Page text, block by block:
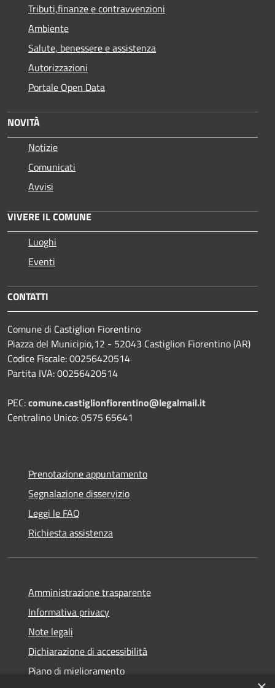
Tributi,finanze e contravvenzioni
Ambiente
Salute, benessere e assistenza
Autorizzazioni
Portale Open Data
NOVITÀ
Notizie
Comunicati
Avvisi
VIVERE IL COMUNE
Luoghi
Eventi
CONTATTI
Comune di Castiglion Fiorentino
Piazza del Municipio,12 - 52043 Castiglion Fiorentino (AR)
Codice Fiscale: 00256420514
Partita IVA: 00256420514
PEC:comune.castiglionfiorentino@legalmail.it
Centralino Unico: 0575 65641
Prenotazione appuntamento
Segnalazione disservizio
Leggi le FAQ
Richiesta assistenza
Amministrazione trasparente
Informativa privacy
Note legali
Dichiarazione di accessibilità
Piano di miglioramento